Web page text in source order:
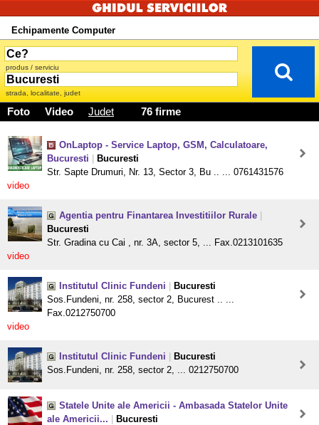
Echipamente Computer
produs / serviciu
strada, localitate, judet
Foto Video Judet 76 firme
OnLaptop - Service Laptop, GSM, Calculatoare,
Bucuresti
Bucuresti
Str. Sapte Drumuri, Nr. 13, Sector 3, Bu .. ... 0761431576
video
Agentia pentru Finantarea Investitiilor Rurale
Bucuresti
Str. Gradina cu Cai , nr. 3A, sector 5, ... Fax.0213101635
video
Institutul Clinic Fundeni
Bucuresti
Sos.Fundeni, nr. 258, sector 2, Bucurest .. ...
Fax.0212750700
video
Institutul Clinic Fundeni
Bucuresti
Sos.Fundeni, nr. 258, sector 2, ... 0212750700
Statele Unite ale Americii - Ambasada Statelor Unite
ale Americii...
Bucuresti